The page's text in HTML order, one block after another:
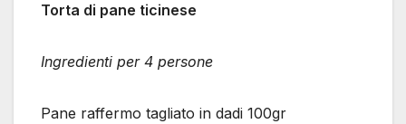
Torta di pane ticinese
Ingredienti per 4 persone
Pane raffermo tagliato in dadi 100gr